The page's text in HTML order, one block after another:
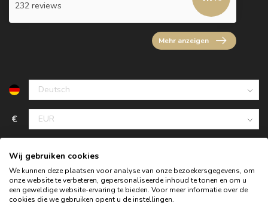
232 reviews
Mehr anzeigen
€
Wij gebruiken cookies
We kunnen deze plaatsen voor analyse van onze bezoekersgegevens, om
onze website te verbeteren, gepersonaliseerde inhoud te tonen en om u
een geweldige website-ervaring te bieden. Voor meer informatie over de
cookies die we gebruiken opent u de instellingen.